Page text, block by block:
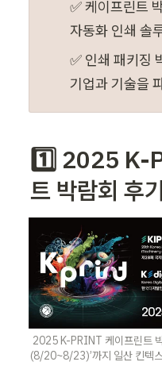
✅ 케이프린트
자동화 인쇄 솔
✅ 인쇄 패키징
기업과 기술을
1️⃣ 2025 K-
트 박람회 후기
(8/20~8/23)’까지 일산 킨텍